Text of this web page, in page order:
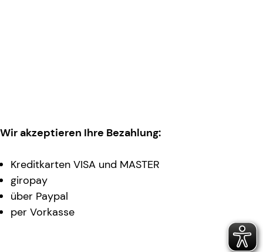
Wir akzeptieren Ihre Bezahlung:
Kreditkarten VISA und MASTER
giropay
über Paypal
per Vorkasse